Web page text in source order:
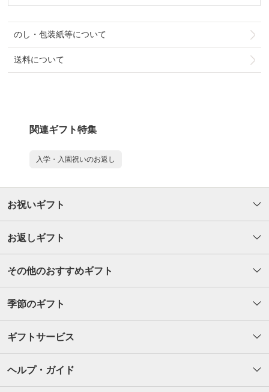
のし・包装紙等について
送料について
関連ギフト特集
入学・入園祝いのお返し
お祝いギフト
お返しギフト
その他のおすすめギフト
季節のギフト
ギフトサービス
ヘルプ・ガイド